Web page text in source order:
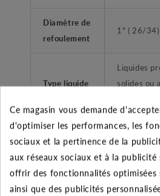
Diamètre de
refoulement
1" ( 26/34)
Type liquide
Liquides
solides ou
Application Groupe de
Type de
refoulement
Femelle
Ce magasin vous demande
d'optimiser les performances, les
sociaux et la pertinence de la
aux réseaux sociaux et à la
offrir des fonctionnalités optimisées
ainsi que des publicités